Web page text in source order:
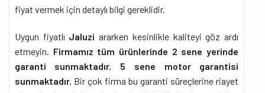
fiyat vermek için detaylı bilgi gereklidir.
Uygun fiyatlı Jaluzi ararken kesinlikle kaliteyi göz ardı
etmeyin. Firmamız tüm ürünlerinde 2 sene yerinde
garanti sunmaktadır. 5 sene motor garantisi
sunmaktadır. Bir çok firma bu garanti süreçlerine riayet